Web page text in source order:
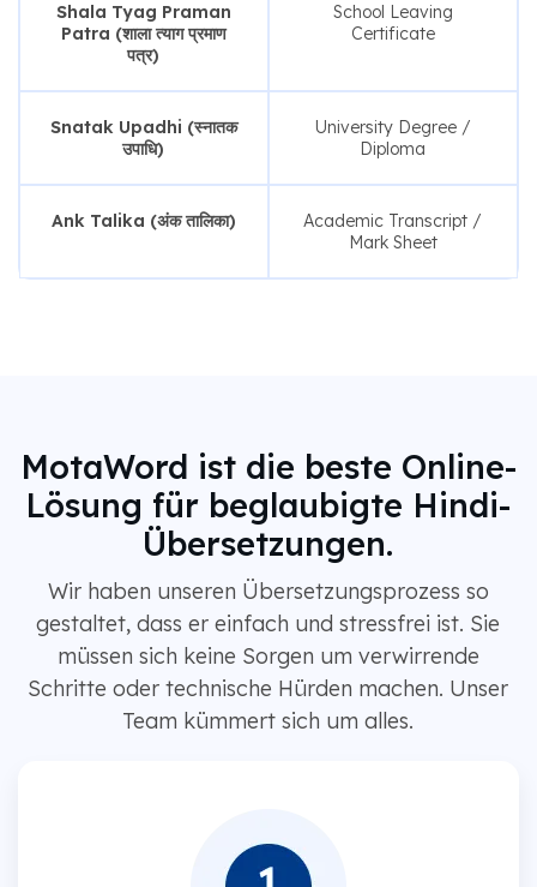
Shala Tyag Praman
Patra (शाला त्याग प्रमाण
पत्र)
School Leaving
Certificate
Snatak Upadhi (स्नातक
उपाधि)
University Degree /
Diploma
Ank Talika (अंक तालिका)
Academic Transcript /
Mark Sheet
MotaWord ist die beste Online-
Lösung für beglaubigte Hindi-
Übersetzungen.
Wir haben unseren Übersetzungsprozess so
gestaltet, dass er einfach und stressfrei ist. Sie
müssen sich keine Sorgen um verwirrende
Schritte oder technische Hürden machen. Unser
Team kümmert sich um alles.